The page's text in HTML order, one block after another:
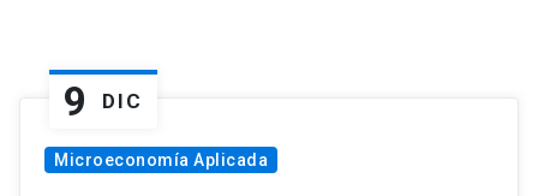
9 DIC
Microeconomía Aplicada